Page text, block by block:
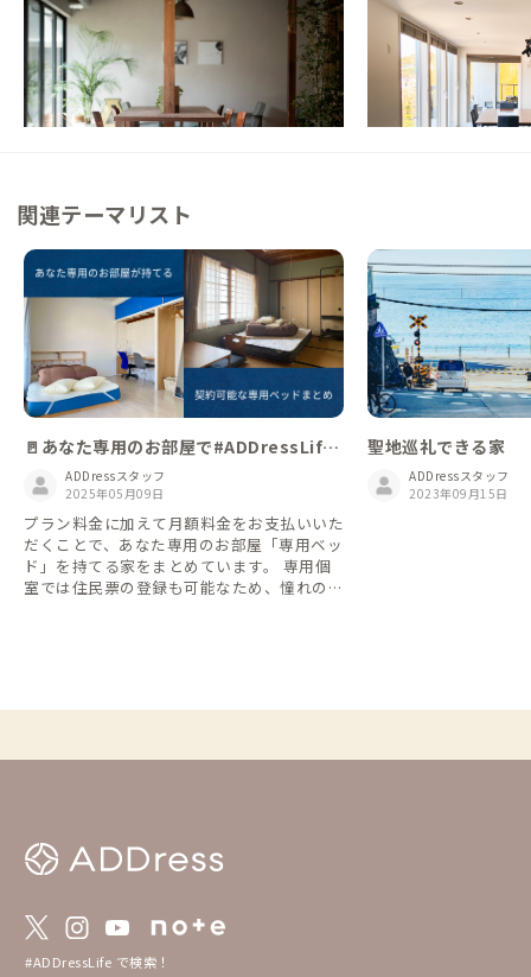
逗子B邸
神奈川県 ゲストハウス
【駅徒歩10分】温かみのある空間でゆった
り逗子ライフを
この家からの距離 5km
葉山A邸
神奈川県 シェアハウス
【東京駅から60分】
リンリゾートな家
この家からの距離 8km
関連テーマリスト
🚪あなた専用のお部屋で#ADDressLife
を広げよう｜専用ベッドまとめ
ADDressスタッフ
2025年05月09日
プラン料金に加えて月額料金をお支払いいた
だくことで、あなた専用のお部屋「専用ベッ
ド」を持てる家をまとめています。 専用個
室では住民票の登録も可能なため、憧れの土
肢の幅を広げてくれるプランです。 1か月以
👍 最新の空室状況・概要を見る👇 https://a
聖地巡礼できる家
ADDressスタッフ
2023年09月15日
#ADDressLife で検索！